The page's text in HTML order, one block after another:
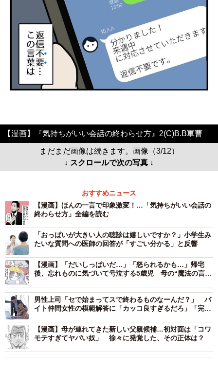
【漫画】『気持ちがいい会話の終わらせ方』2(C)B.B軍曹
まだまだ画像は続きます。画像（3/12）
↓ スクロールで次の写真 ↓
おすすめニュース
【漫画】ほんの一言で印象激変！…「気持ちがいい会話の
終わらせ方」全編を読む
「おっぱいが大きい人の聴診は嬉しいですか？」小学生み
たいな質問への医師の回答が「すごい分かる」と反響
【漫画】「だいしっぱいだ…」「怒られるかも…」帰宅
後、忘れものに気づいて号泣する5歳児 母の“魔法の言
男性上司「セで始まってスで終わるものなーんだ？」 バ
イト仲間女性の模範解答に「カッコ良すぎるだろ」「完璧
【漫画】母が連れてきた新しい父親候補…初対面は「コワ
モテすぎてヤバい奴」 徐々に発覚した、その正体は？